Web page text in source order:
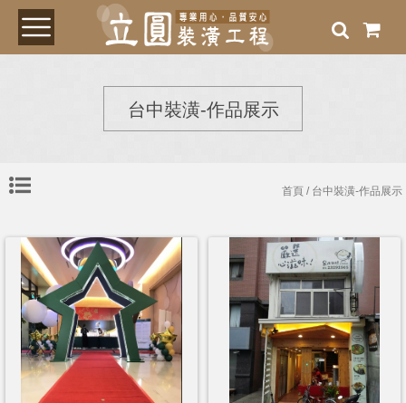
台中裝潢-作品展示
首頁/ 台中裝潢-作品展示